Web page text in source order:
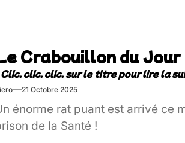
Crabouillon du Jour
21 Octobre 2025
énorme rat puant est arrivé ce
de la Santé !